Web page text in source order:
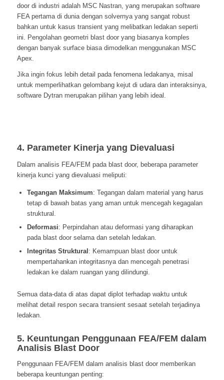
door di industri adalah MSC Nastran, yang merupakan software
FEA pertama di dunia dengan solvernya yang sangat robust
bahkan untuk kasus transient yang melibatkan ledakan seperti
ini. Pengolahan geometri blast door yang biasanya komples
dengan banyak surface biasa dimodelkan menggunakan MSC
Apex.
Jika ingin fokus lebih detail pada fenomena ledakanya, misal
untuk memperlihatkan gelombang kejut di udara dan interaksinya,
software Dytran merupakan pilihan yang lebih ideal.
4. Parameter Kinerja yang Dievaluasi
Dalam analisis FEA/FEM pada blast door, beberapa parameter
kinerja kunci yang dievaluasi meliputi:
Tegangan Maksimum: Tegangan dalam material yang harus
tetap di bawah batas yang aman untuk mencegah kegagalan
struktural.
Deformasi: Perpindahan atau deformasi yang diharapkan
pada blast door selama dan setelah ledakan.
Integritas Struktural: Kemampuan blast door untuk
mempertahankan integritasnya dan mencegah penetrasi
ledakan ke dalam ruangan yang dilindungi.
Semua data-data di atas dapat diplot terhadap waktu untuk
melihat detail respon secara transient sesaat setelah terjadinya
ledakan.
5. Keuntungan Penggunaan FEA/FEM dalam
Analisis Blast Door
Penggunaan FEA/FEM dalam analisis blast door memberikan
beberapa keuntungan penting: